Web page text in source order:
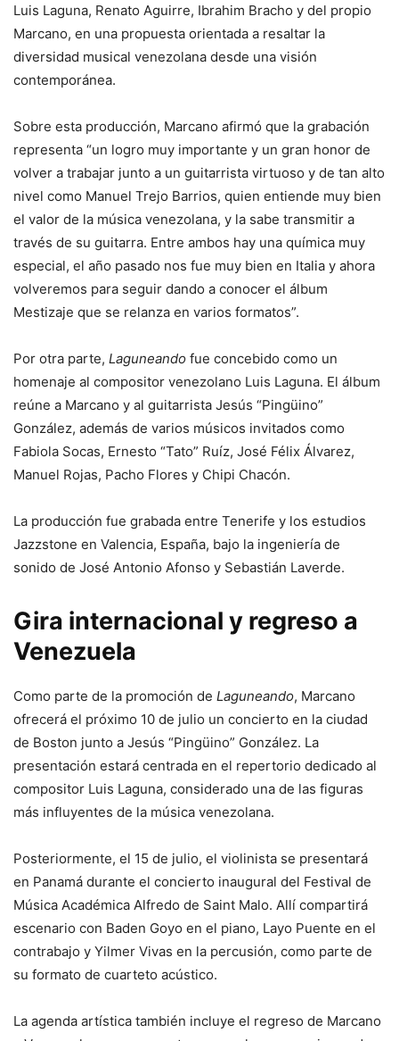
Luis Laguna, Renato Aguirre, Ibrahim Bracho y del propio
Marcano, en una propuesta orientada a resaltar la
diversidad musical venezolana desde una visión
contemporánea.
Sobre esta producción, Marcano afirmó que la grabación
representa “un logro muy importante y un gran honor de
volver a trabajar junto a un guitarrista virtuoso y de tan alto
nivel como Manuel Trejo Barrios, quien entiende muy bien
el valor de la música venezolana, y la sabe transmitir a
través de su guitarra. Entre ambos hay una química muy
especial, el año pasado nos fue muy bien en Italia y ahora
volveremos para seguir dando a conocer el álbum
Mestizaje que se relanza en varios formatos”.
Por otra parte, Laguneando fue concebido como un
homenaje al compositor venezolano Luis Laguna. El álbum
reúne a Marcano y al guitarrista Jesús “Pingüino”
González, además de varios músicos invitados como
Fabiola Socas, Ernesto “Tato” Ruíz, José Félix Álvarez,
Manuel Rojas, Pacho Flores y Chipi Chacón.
La producción fue grabada entre Tenerife y los estudios
Jazzstone en Valencia, España, bajo la ingeniería de
sonido de José Antonio Afonso y Sebastián Laverde.
Gira internacional y regreso a
Venezuela
Como parte de la promoción de Laguneando, Marcano
ofrecerá el próximo 10 de julio un concierto en la ciudad
de Boston junto a Jesús “Pingüino” González. La
presentación estará centrada en el repertorio dedicado al
compositor Luis Laguna, considerado una de las figuras
más influyentes de la música venezolana.
Posteriormente, el 15 de julio, el violinista se presentará
en Panamá durante el concierto inaugural del Festival de
Música Académica Alfredo de Saint Malo. Allí compartirá
escenario con Baden Goyo en el piano, Layo Puente en el
contrabajo y Yilmer Vivas en la percusión, como parte de
su formato de cuarteto acústico.
La agenda artística también incluye el regreso de Marcano